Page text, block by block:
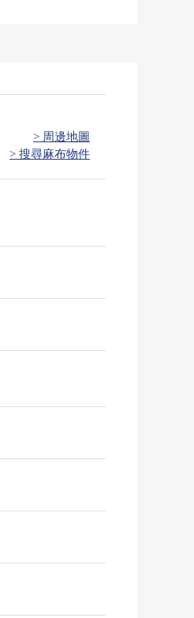
> 周邊地圖
> 搜尋麻布物件